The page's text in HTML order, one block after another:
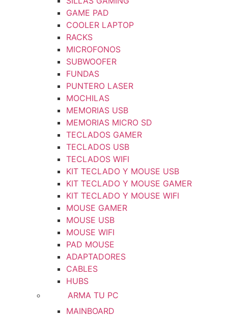
GAME PAD
COOLER LAPTOP
RACKS
MICROFONOS
SUBWOOFER
FUNDAS
PUNTERO LASER
MOCHILAS
MEMORIAS USB
MEMORIAS MICRO SD
TECLADOS GAMER
TECLADOS USB
TECLADOS WIFI
KIT TECLADO Y MOUSE USB
KIT TECLADO Y MOUSE GAMER
KIT TECLADO Y MOUSE WIFI
MOUSE GAMER
MOUSE USB
MOUSE WIFI
PAD MOUSE
ADAPTADORES
CABLES
HUBS
ARMA TU PC
MAINBOARD